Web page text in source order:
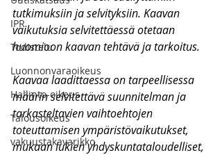
IPR
Todistelu
Luonnonvaraoikeus
Hallinto-oikeus
Talousoikeus
vakuustakavarikko
tutkimuksiin ja selvityksiin. Kaavan
vaikutuksia selvitettäessä otetaan
huomioon kaavan tehtävä ja tarkoitus.
Kaavaa laadittaessa on tarpeellisessa
määrin selvitettävä suunnitelman ja
tarkasteltavien vaihtoehtojen
toteuttamisen ympäristövaikutukset,
mukaan lukien yhdyskuntataloudelliset,